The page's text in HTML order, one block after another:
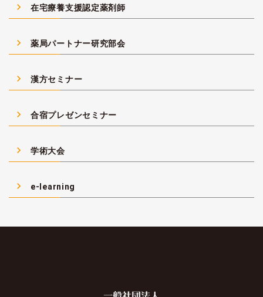
navigate_next 在宅療養支援認定薬剤師
navigate_next 薬局パートナー研究部会
navigate_next 漢方セミナー
navigate_next 合宿プレゼンセミナー
navigate_next 学術大会
navigate_next e-learning